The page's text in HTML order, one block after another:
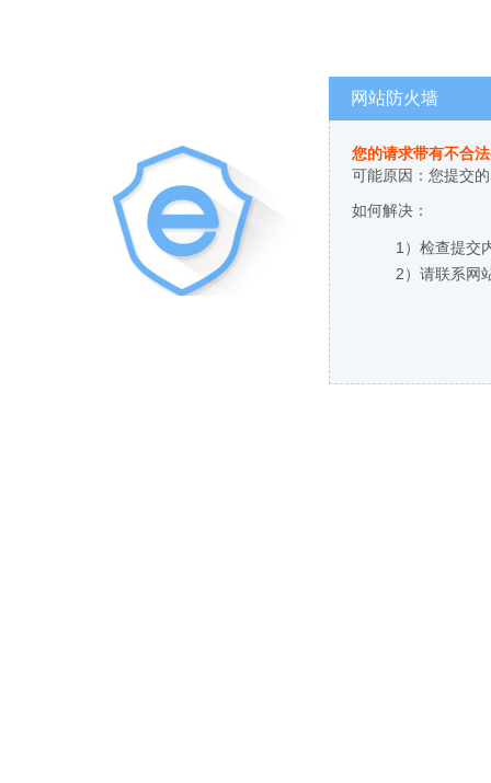
网站防火墙
您的请求带有不合
可能原因：您提交
如何解决：
1）检查提交
2）请联系网